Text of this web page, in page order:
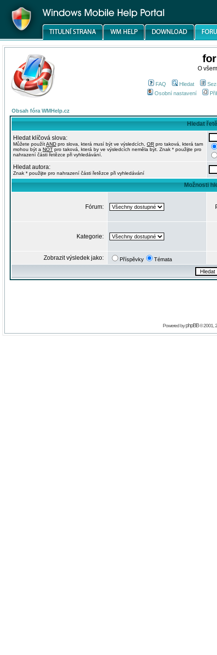
O
FAQ Hledat
Osobní nastavení
Obsah fóra WMHelp.cz
Hledat
Hledat klíčová slova:
Můžete použítAND pro slova, která musí být ve výsledcích, OR pro taková, která tam
mohou být a NOT pro taková, která by ve výsledcích neměla být. Znak * použijte pro
nahrazení části řetězce při vyhledávání.
Hledat autora:
Znak * použijte pro nahrazení části řetězce při vyhledávání
Možnosti
Fórum:
Kategorie:
Zobrazit výsledek jako: Příspěvky Témata
Powered byphpBB© 2001,